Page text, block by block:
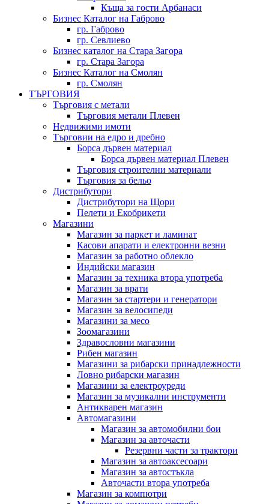
Къща за гости Арбанаси
Бизнес Каталог на Габрово
гр. Габрово
гр. Севлиево
Бизнес каталог на Стара Загора
гр. Стара Загора
Бизнес Каталог на Смолян
гр. Смолян
ТЪРГОВИЯ
Търговия с метали
Търговия метали Плевен
Недвижими имоти
Търговии на едро и дребно
Борса дървен материал
Борса дървен материал Плевен
Търговия строителни материали
Търговия за бельо
Дистрибутори
Дистрибутори на Щори
Пелети и Екобрикети
Магазини
Магазин за паркет и ламинат
Касови апарати и електронни везни
Магазин за работно облекло
Индийски магазин
Магазин за техника втора употреба
Магазин за врати
Магазин за стартери и генератори
Магазин за велосипеди
Магазини за месо
Зоомагазини
Здравословни магазини
Рибен магазин
Магазини за рибарски принадлежности
Ловно рибарски магазин
Магазини за електроуреди
Магазин за музикални инструменти
Антикварен магазин
Автомагазини
Магазин за автомобилни бои
Магазин за авточасти
Резервни части за трактори
Магазин за автоаксесоари
Магазин за автостъкла
Авточасти втора употреба
Магазин за компютри